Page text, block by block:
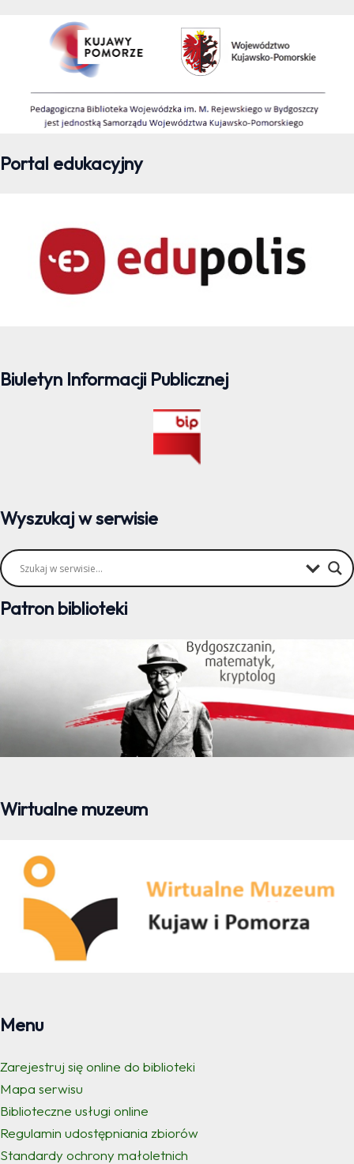
Portal edukacyjny
Biuletyn Informacji Publicznej
Wyszukaj w serwisie
Patron biblioteki
Wirtualne muzeum
Menu
Zarejestruj się online do biblioteki
Mapa serwisu
Biblioteczne usługi online
Regulamin udostępniania zbiorów
Standardy ochrony małoletnich